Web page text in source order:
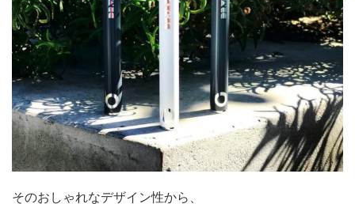
そのおしゃれなデザイン性から、